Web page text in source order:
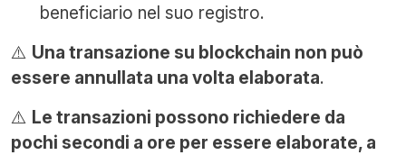
beneficiario nel suo registro.
⚠️ Una transazione su blockchain non può
essere annullata una volta elaborata.
⚠️ Le transazioni possono richiedere da
pochi secondi a ore per essere elaborate, a